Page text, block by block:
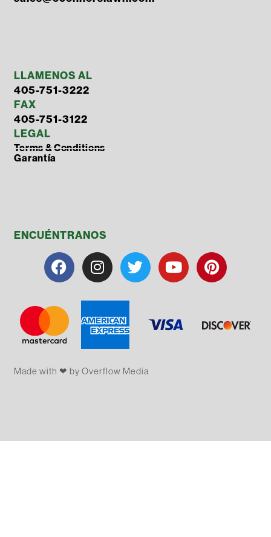
LLAMENOS AL
405-751-3222
FAX
405-751-3122
LEGAL
Terms & Conditions
Garantía
ENCUÉNTRANOS
Made with ❤ by Overflow​​ Media